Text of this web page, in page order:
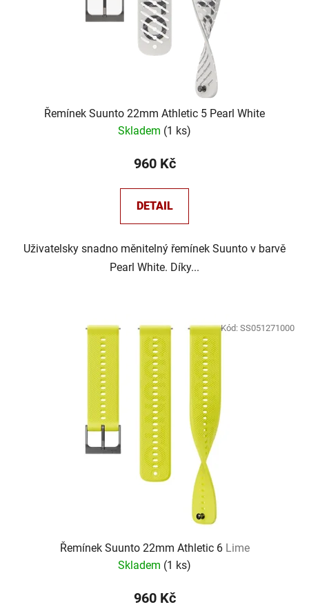
Řemínek Suunto 22mm Athletic 5 Pearl White
Skladem (1 ks)
960 Kč
DETAIL
Uživatelsky snadno měnitelný řemínek Suunto v barvě
Pearl White. Díky...
Řemínek Suunto 22mm Athletic 6 Lime
Skladem (1 ks)
960 Kč
Kód: SS051271000